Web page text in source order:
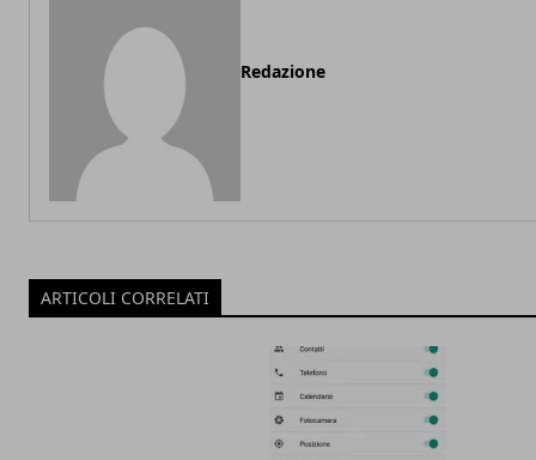
Redazione
ARTICOLI CORRELATI